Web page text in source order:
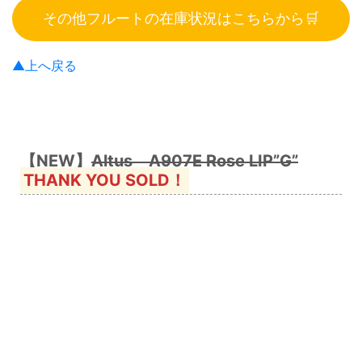
その他フルートの在庫状況はこちらから🛒
▲上へ戻る
【NEW】 Altus A907E Rose LIP”G”
THANK YOU SOLD！